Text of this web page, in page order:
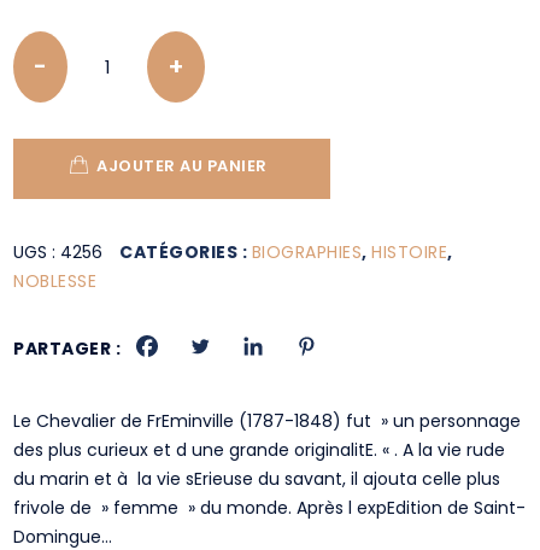
Quantity
AJOUTER AU PANIER
UGS : 4256 CATÉGORIES : BIOGRAPHIES,HISTOIRE,
NOBLESSE
PARTAGER :
Le Chevalier de FrEminville (1787-1848) fut » un personnage
des plus curieux et d une grande originalitE. « . A la vie rude
du marin et à la vie sErieuse du savant, il ajouta celle plus
frivole de » femme » du monde. Après l expEdition de Saint-
Domingue…